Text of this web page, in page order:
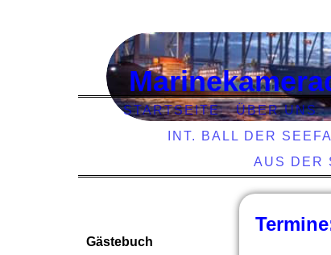
STARTSEITE ÜBER UNS
INT. BALL DER
AUS DER
Gästebuch